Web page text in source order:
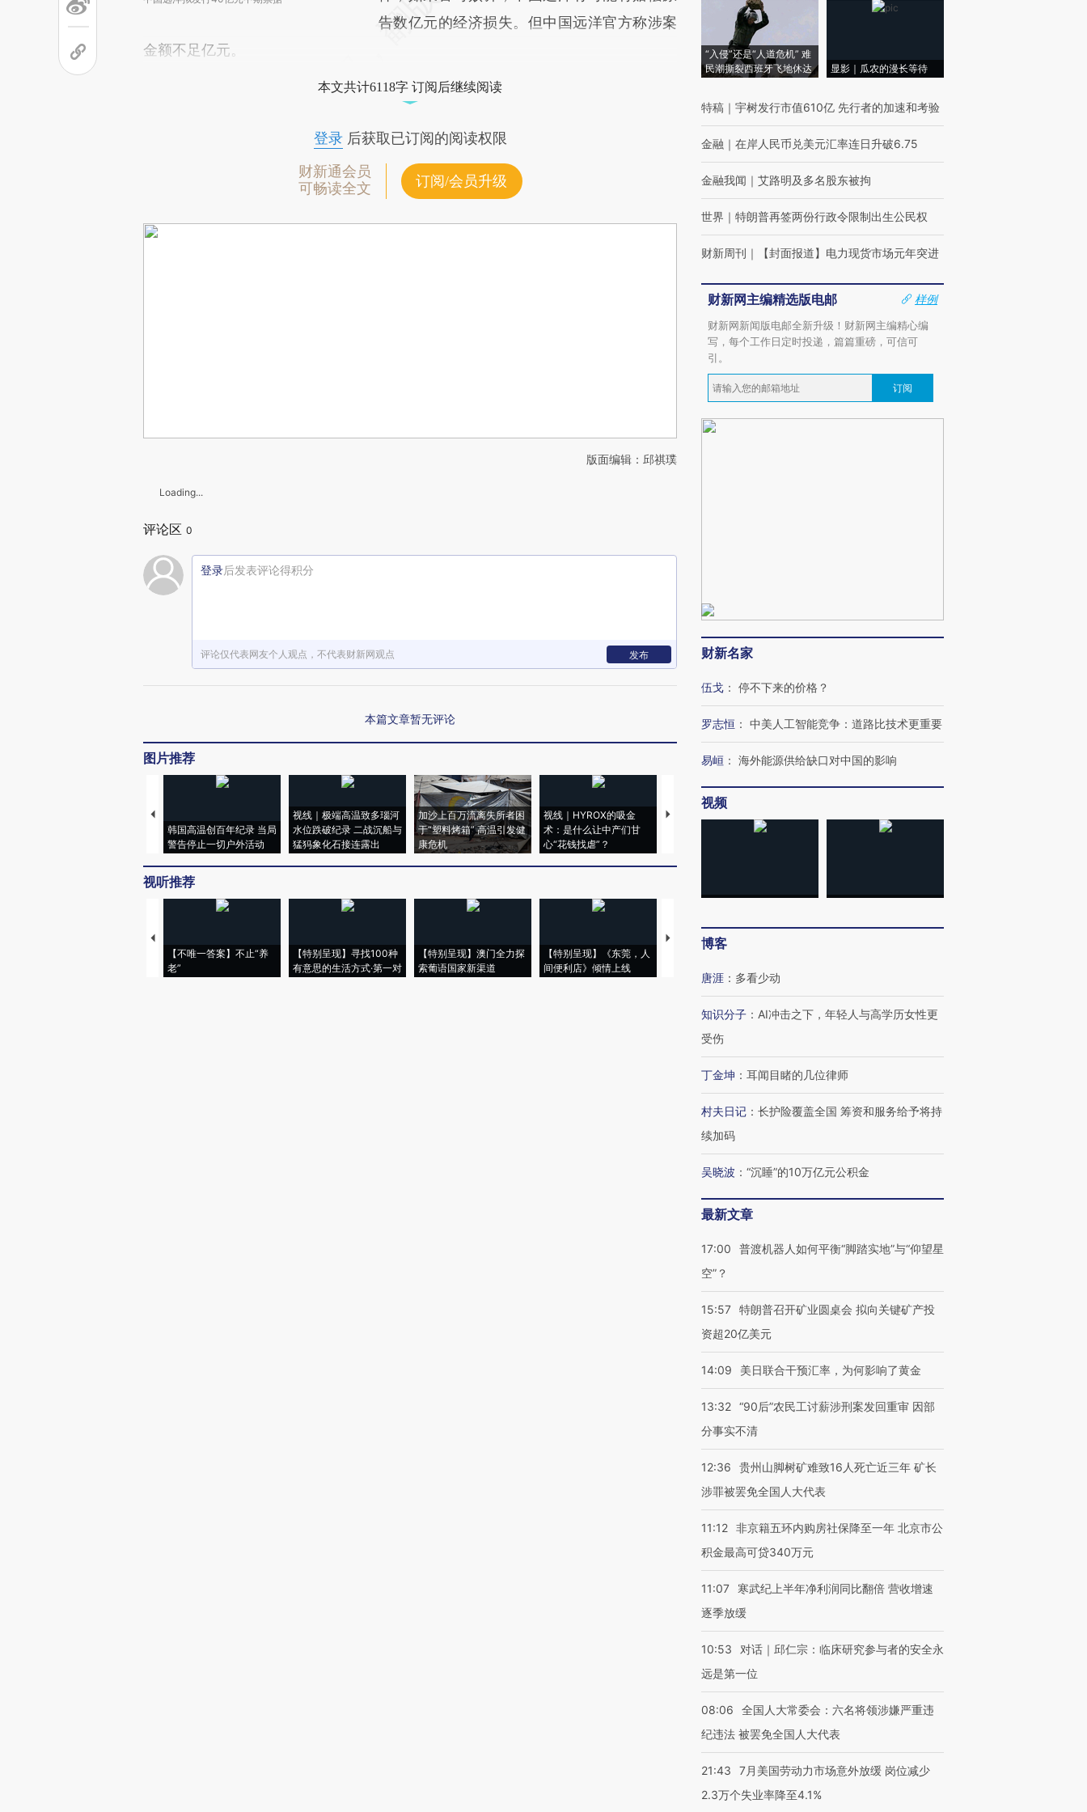
告数亿元的经济损失。但中国远洋官方称涉案
金额不足亿元。
本文共计6118字 订阅后继续阅读
登录后获取已订阅的阅读权限
财新通会员
可畅读全文
订阅/会员升级
版面编辑：邱祺璞
Loading...
评论区 0
登录后发表评论得积分
评论仅代表网友个人观点，不代表财新网观点 发布
本篇文章暂无评论
图片推荐
韩国高温创百年纪录 当局
警告停止一切户外活动
视线｜极端高温致多瑙河
水位跌破纪录 二战沉船与
猛犸象化石接连露出
加沙上百万流离失所者困
于“塑料烤箱” 高温引发健
康危机
视线｜HYROX的吸金
术：是什么让中产们甘
心“花钱找虐”？
马航飞行员跨国走私7万
粒摇头丸 尿检体内含3种
度Z世代 用街头抗争将教
视听推荐
【不唯一答案】不止“养
老”
【特别呈现】寻找100种
有意思的生活方式·第一对
【特别呈现】澳门全力探
索葡语国家新渠道
【特别呈现】《东莞，人
间便利店》倾情上线
【推广】走进第四届链博
会，让数智科技“链”接产
“入侵”还是“人道危机” 难
民潮撕裂西班牙飞地休达
显影｜瓜农的漫长等待
特稿 ｜ 宇树发行市值610亿 先行者的加速和考验
金融 ｜ 在岸人民币兑美元汇率连日升破6.75
金融我闻 ｜ 艾路明及多名股东被拘
世界 ｜ 特朗普再签两份行政令限制出生公民权
财新周刊 ｜ 【封面报道】电力现货市场元年突进
财新网主编精选版电邮
样例
财新网新闻版电邮全新升级！财新网主编精心编
写，每个工作日定时投递，篇篇重磅，可信可
引。
订阅
财新名家
伍戈 ： 停不下来的价格？
罗志恒 ： 中美人工智能竞争：道路比技术更重要
易峘 ： 海外能源供给缺口对中国的影响
视频
博客
唐涯 ： 多看少动
知识分子 ： AI冲击之下，年轻人与高学历女性更
受伤
丁金坤 ： 耳闻目睹的几位律师
村夫日记 ： 长护险覆盖全国 筹资和服务给予将持
续加码
吴晓波 ： “沉睡”的10万亿元公积金
最新文章
17:00
普渡机器人如何平衡“脚踏实地”与“仰望星
空”？
15:57 特朗普召开矿业圆桌会 拟向关键矿产投
资超20亿美元
14:09 美日联合干预汇率，为何影响了黄金
13:32 “90后”农民工讨薪涉刑案发回重审 因部
分事实不清
12:36
贵州山脚树矿难致16人死亡近三年 矿长
涉罪被罢免全国人大代表
11:12 非京籍五环内购房社保降至一年 北京市公
积金最高可贷340万元
11:07
寒武纪上半年净利润同比翻倍 营收增速
逐季放缓
10:53
对话｜邱仁宗：临床研究参与者的安全永
远是第一位
08:06
全国人大常委会：六名将领涉嫌严重违
纪违法 被罢免全国人大代表
21:43
7月美国劳动力市场意外放缓 岗位减少
2.3万个失业率降至4.1%